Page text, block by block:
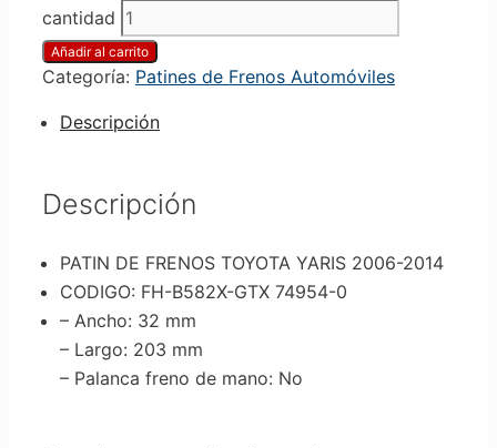
cantidad
Añadir al carrito
Categoría: Patines de Frenos Automóviles
Descripción
Descripción
PATIN DE FRENOS TOYOTA YARIS 2006-2014
CODIGO: FH-B582X-GTX 74954-0
– Ancho: 32 mm
– Largo: 203 mm
– Palanca freno de mano: No